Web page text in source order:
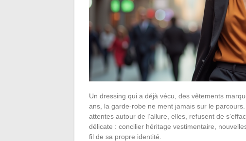
Un dressing qui a déjà vécu, des vêtements
ans, la garde-robe ne ment jamais sur le
attentes autour de l’allure, elles, refusent de
délicate : concilier héritage vestimentaire,
fil de sa propre identité.